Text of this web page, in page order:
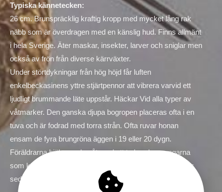
Typiska kännetecken:
26 cm. Brunspräcklig kraftig kropp med mycket lång rak
näbb som är överdragen med en känslig hud. Finns allmänt
i hela Sverige. Äter maskar, insekter, larver och sniglar men
också av frön från diverse kärrväxter.
Under störtdykningar från hög höjd får luften
enkelbeckasinens yttre stjärtpennor att vibrera varvid ett
ljudligt brummande läte uppstår. Häckar Vid alla typer av
våtmarker. Den ganska djupa bogropen placeras ofta i en
tuva och är fodrad med torra strån. Ofta ruvar honan
ensam de fyra brungröna äggen i 19 eller 20 dygn.
Föräldrarna hjälps sedan åt med att ta hand om ungarna
som kan flyga efter ytterligare 19 till 20 dygn. Ibland läggs
sedan en andra kull.